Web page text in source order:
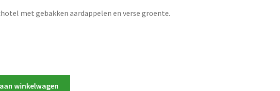
met gebakken aardappelen en verse groente.
winkelwagen